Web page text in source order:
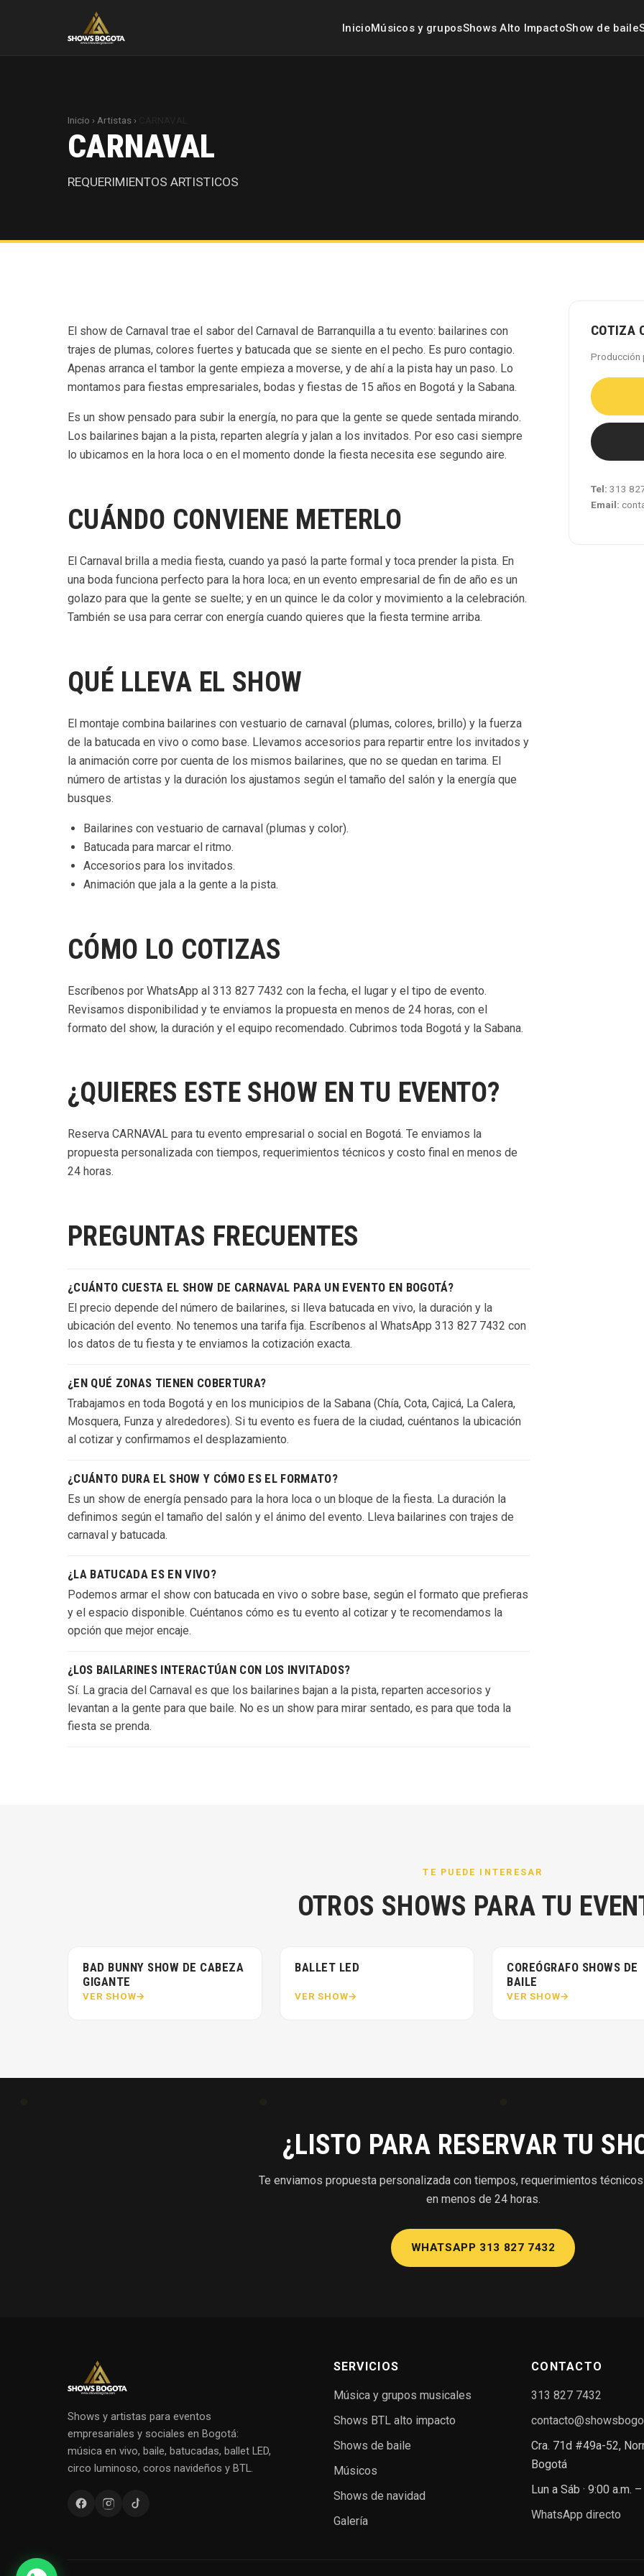
InicioMúsicos y gruposShows Alto ImpactoShow de baile
Inicio › Artistas ›
CARNAVAL
REQUERIMIENTOS ARTISTICOS
El show de Carnaval trae el sabor del Carnaval de Barranquilla a tu evento: bailarines con
trajes de plumas, colores fuertes y batucada que se siente en el pecho. Es puro contagio.
Apenas arranca el tambor la gente empieza a moverse, y de ahí a la pista hay un paso. Lo
montamos para fiestas empresariales, bodas y fiestas de 15 años en Bogotá y la Sabana.
Es un show pensado para subir la energía, no para que la gente se quede sentada mirando.
Los bailarines bajan a la pista, reparten alegría y jalan a los invitados. Por eso casi siempre
lo ubicamos en la hora loca o en el momento donde la fiesta necesita ese segundo aire.
CUÁNDO CONVIENE METERLO
El Carnaval brilla a media fiesta, cuando ya pasó la parte formal y toca prender la pista. En
una boda funciona perfecto para la hora loca; en un evento empresarial de fin de año es un
golazo para que la gente se suelte; y en un quince le da color y movimiento a la celebración.
También se usa para cerrar con energía cuando quieres que la fiesta termine arriba.
QUÉ LLEVA EL SHOW
El montaje combina bailarines con vestuario de carnaval (plumas, colores, brillo) y la fuerza
de la batucada en vivo o como base. Llevamos accesorios para repartir entre los invitados y
la animación corre por cuenta de los mismos bailarines, que no se quedan en tarima. El
número de artistas y la duración los ajustamos según el tamaño del salón y la energía que
busques.
Bailarines con vestuario de carnaval (plumas y color).
Batucada para marcar el ritmo.
Accesorios para los invitados.
Animación que jala a la gente a la pista.
CÓMO LO COTIZAS
Escríbenos por WhatsApp al 313 827 7432 con la fecha, el lugar y el tipo de evento.
Revisamos disponibilidad y te enviamos la propuesta en menos de 24 horas, con el
formato del show, la duración y el equipo recomendado. Cubrimos toda Bogotá y la Sabana.
¿QUIERES ESTE SHOW EN TU EVENTO?
Reserva CARNAVAL para tu evento empresarial o social en Bogotá. Te enviamos la
propuesta personalizada con tiempos, requerimientos técnicos y costo final en menos de
24 horas.
PREGUNTAS FRECUENTES
¿CUÁNTO CUESTA EL SHOW DE CARNAVAL PARA UN EVENTO EN BOGOTÁ?
El precio depende del número de bailarines, si lleva batucada en vivo, la duración y la
ubicación del evento. No tenemos una tarifa fija. Escríbenos al WhatsApp 313 827 7432 con
los datos de tu fiesta y te enviamos la cotización exacta.
¿EN QUÉ ZONAS TIENEN COBERTURA?
Trabajamos en toda Bogotá y en los municipios de la Sabana (Chía, Cota, Cajicá, La Calera,
Mosquera, Funza y alrededores). Si tu evento es fuera de la ciudad, cuéntanos la ubicación
al cotizar y confirmamos el desplazamiento.
¿CUÁNTO DURA EL SHOW Y CÓMO ES EL FORMATO?
Es un show de energía pensado para la hora loca o un bloque de la fiesta. La duración la
definimos según el tamaño del salón y el ánimo del evento. Lleva bailarines con trajes de
carnaval y batucada.
¿LA BATUCADA ES EN VIVO?
Podemos armar el show con batucada en vivo o sobre base, según el formato que prefieras
y el espacio disponible. Cuéntanos cómo es tu evento al cotizar y te recomendamos la
opción que mejor encaje.
¿LOS BAILARINES INTERACTÚAN CON LOS INVITADOS?
Sí. La gracia del Carnaval es que los bailarines bajan a la pista, reparten accesorios y
levantan a la gente para que baile. No es un show para mirar sentado, es para que toda la
fiesta se prenda.
COTIZA
Producción
Tel: 313
Email:
TE PUEDE INTERESAR
OTROS SHOWS PARA TU
BAD BUNNY SHOW DE CABEZA
GIGANTE
VER SHOW
BALLET LED
VER SHOW
COREÓGRAFO SHOWS DE
BAILE
VER SHOW
¿LISTO PARA RESERVAR TU
Te enviamos propuesta personalizada con tiempos, requerimientos
en menos de 24 horas.
WHATSAPP 313 827 7432
Shows y artistas para eventos
empresariales y sociales en Bogotá:
música en vivo, baile, batucadas, ballet LED,
circo luminoso, coros navideños y BTL.
SERVICIOS
Música y grupos musicales
Shows BTL alto impacto
Shows de baile
Músicos
Shows de navidad
Galería
CONTACTO
313 827 7432
Cra. 71d #49a-52,
Bogotá
Lun a Sáb · 9:00 a.m.
WhatsApp directo